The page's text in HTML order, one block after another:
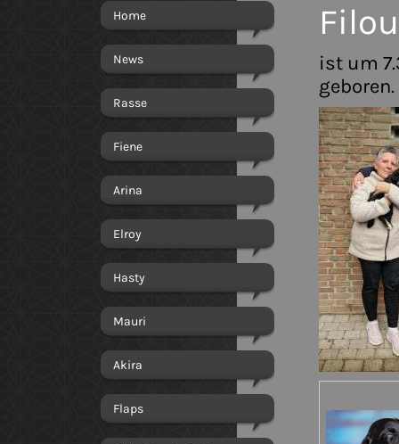
Home
News
Rasse
Fiene
Arina
Elroy
Hasty
Mauri
Akira
Flaps
ist um